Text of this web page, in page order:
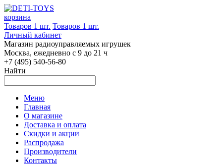
корзина
Товаров 1 шт. Товаров 1 шт.
Личный кабинет
Магазин радиоуправляемых игрушек
Москва, ежедневно с 9 до 21 ч
+7 (495) 540-56-80
Найти
Меню
Главная
О магазине
Доставка и оплата
Скидки и акции
Распродажа
Производители
Контакты